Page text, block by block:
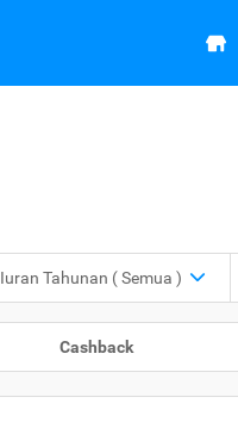
Iuran Tahunan ( Semua )
Cashback